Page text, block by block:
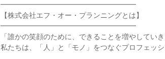
━━━━━━━━━━━━━━━━━━━
【株式会社エフ・オー・プランニングとは】
━━━━━━━━━━━━━━━━━━━
「誰かの笑顔のために、できることを増やしていき
私たちは、「人」と「モノ」をつなぐプロフェッシ